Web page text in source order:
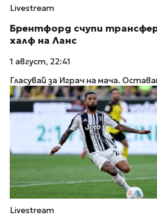
Livestream
Брентфорд счупи
халф на Ланс
1 август, 22:41
Гласувай за Играч на мача.
Livestream